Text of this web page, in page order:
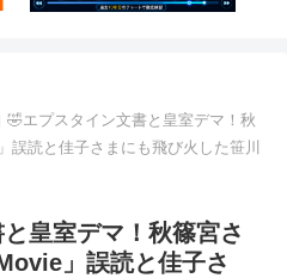
🤣エプスタイン文書と皇室デマ！秋
誤読と佳子さまにも飛び火した笹川
皇室デマ！秋篠宮さ
」誤読と佳子さ